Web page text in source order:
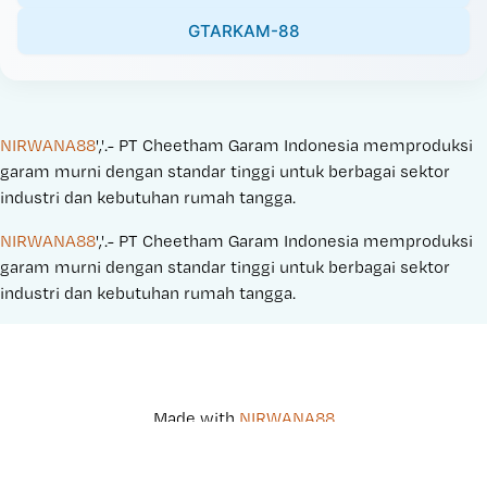
GTARKAM-88
NIRWANA88','.- PT Cheetham Garam Indonesia memproduksi
garam murni dengan standar tinggi untuk berbagai sektor
industri dan kebutuhan rumah tangga.
NIRWANA88','.- PT Cheetham Garam Indonesia memproduksi
garam murni dengan standar tinggi untuk berbagai sektor
industri dan kebutuhan rumah tangga.
Made with NIRWANA88